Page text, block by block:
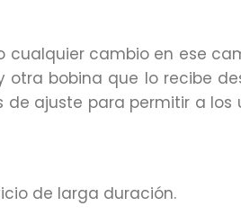
cambio en ese
bobina que lo recibe
ajuste para permitir a los
de larga duración.